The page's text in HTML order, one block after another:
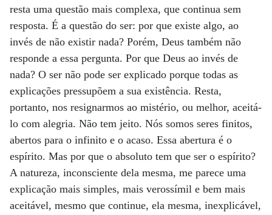
resta uma questão mais complexa, que continua sem
resposta. É a questão do ser: por que existe algo, ao
invés de não existir nada? Porém, Deus também não
responde a essa pergunta. Por que Deus ao invés de
nada? O ser não pode ser explicado porque todas as
explicações pressupõem a sua existência. Resta,
portanto, nos resignarmos ao mistério, ou melhor, aceitá-
lo com alegria. Não tem jeito. Nós somos seres finitos,
abertos para o infinito e o acaso. Essa abertura é o
espírito. Mas por que o absoluto tem que ser o espírito?
A natureza, inconsciente dela mesma, me parece uma
explicação mais simples, mais verossímil e bem mais
aceitável, mesmo que continue, ela mesma, inexplicável,